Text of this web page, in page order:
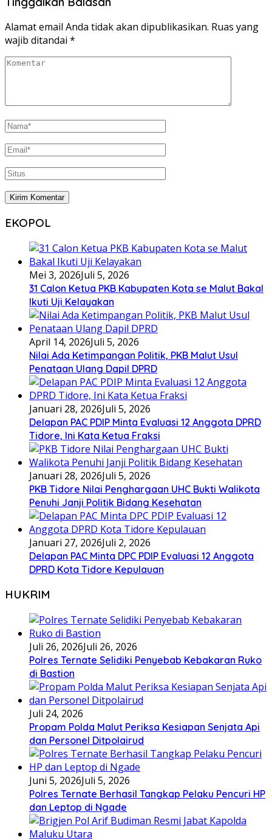
Alamat email Anda tidak akan dipublikasikan. Ruas yang
wajib ditandai *
EKOPOL
Mei 3, 2026Juli 5, 2026
31 Calon Ketua PKB Kabupaten Kota se Malut Bakal
Ikuti Uji Kelayakan
April 14, 2026Juli 5, 2026
Nilai Ada Ketimpangan Politik, PKB Malut Usul
Penataan Ulang Dapil DPRD
Januari 28, 2026Juli 5, 2026
Delapan PAC PDIP Minta Evaluasi 12 Anggota DPRD
Tidore, Ini Kata Ketua Fraksi
Januari 28, 2026Juli 5, 2026
PKB Tidore Nilai Penghargaan UHC Bukti Walikota
Penuhi Janji Politik Bidang Kesehatan
Januari 27, 2026Juli 2, 2026
Delapan PAC Minta DPC PDIP Evaluasi 12 Anggota
DPRD Kota Tidore Kepulauan
HUKRIM
Juli 26, 2026Juli 26, 2026
Polres Ternate Selidiki Penyebab Kebakaran Ruko
di Bastion
Juli 24, 2026
Propam Polda Malut Periksa Kesiapan Senjata Api
dan Personel Ditpolairud
Juni 5, 2026Juli 5, 2026
Polres Ternate Berhasil Tangkap Pelaku Pencuri HP
dan Leptop di Ngade